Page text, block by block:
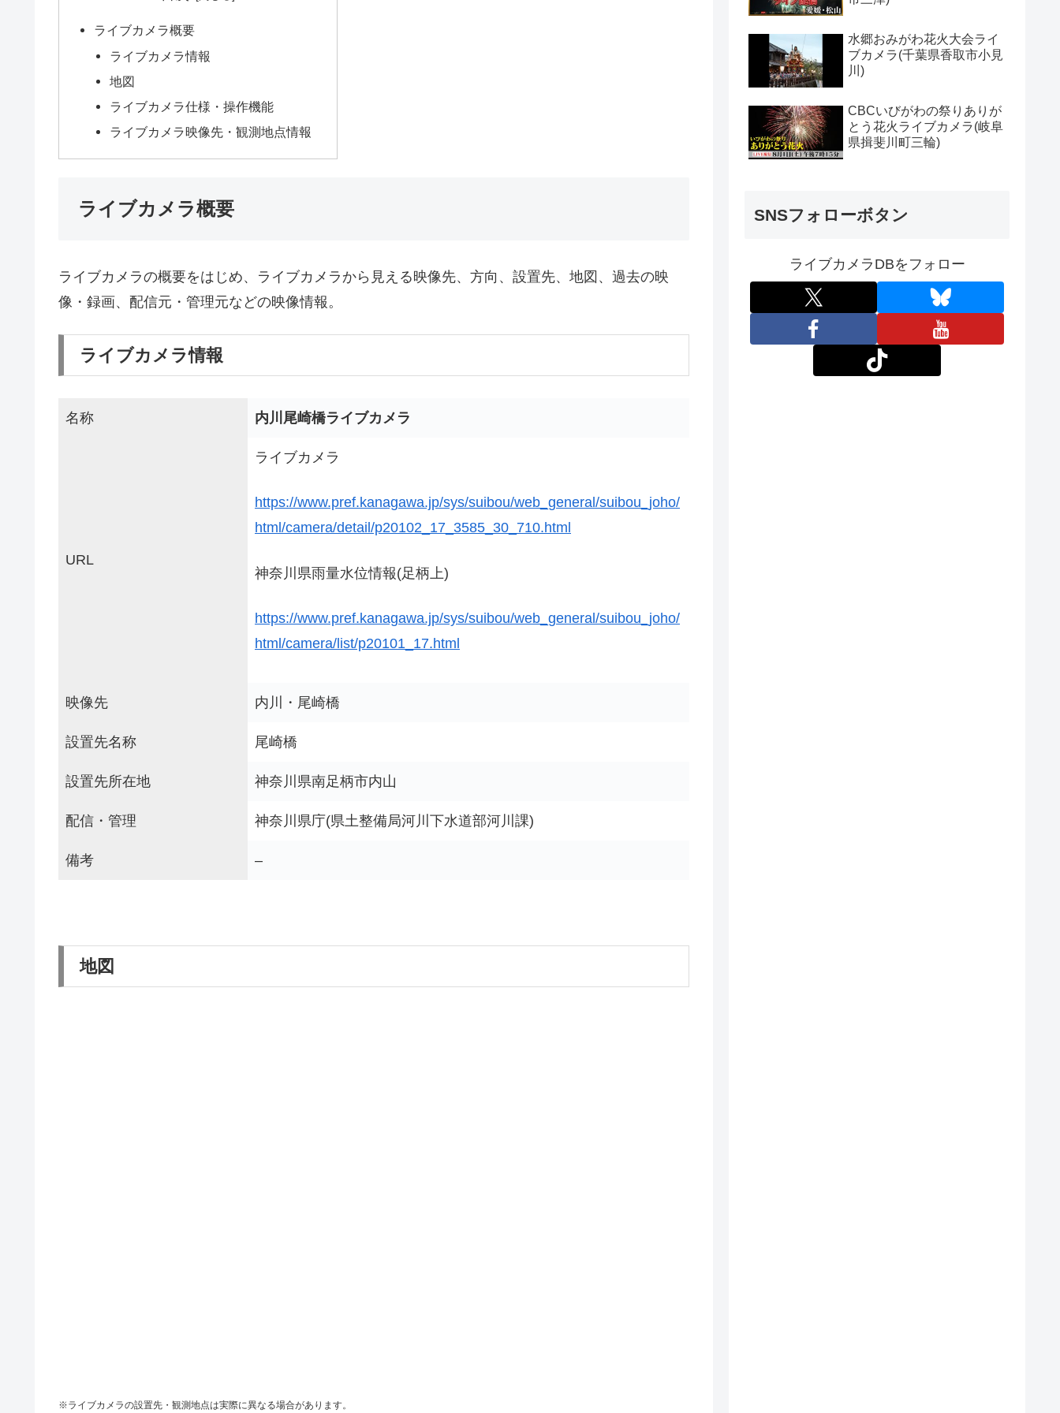
ライブカメラ概要
ライブカメラ情報
地図
ライブカメラ仕様・操作機能
ライブカメラ映像先・観測地点情報
ライブカメラ概要
ライブカメラの概要をはじめ、ライブカメラから見える映像先、方向、設置先、地図、過去の映
像・録画、配信元・管理元などの映像情報。
ライブカメラ情報
名称 内川尾崎橋ライブカメラ
URL
ライブカメラ
https://www.pref.kanagawa.jp/sys/suibou/web_general/suibou_joho/
html/camera/detail/p20102_17_3585_30_710.html
神奈川県雨量水位情報(足柄上)
https://www.pref.kanagawa.jp/sys/suibou/web_general/suibou_joho/
html/camera/list/p20101_17.html
映像先 内川・尾崎橋
設置先名称 尾崎橋
設置先所在地 神奈川県南足柄市内山
配信・管理 神奈川県庁(県土整備局河川下水道部河川課)
備考 –
地図
※ライブカメラの設置先・観測地点は実際に異なる場合があります。
水郷おみがわ花火大会ライ
ブカメラ(千葉県香取市小見
川)
CBCいびがわの祭りありが
とう花火ライブカメラ(岐阜
県揖斐川町三輪)
SNSフォローボタン
ライブカメラDBをフォロー